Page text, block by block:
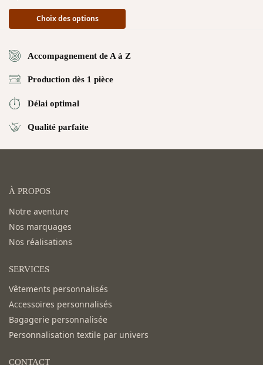
Choix des options
Accompagnement de A à Z
Production dès 1 pièce
Délai optimal
Qualité parfaite
À PROPOS
Notre aventure
Nos marquages
Nos réalisations
SERVICES
Vêtements personnalisés
Accessoires personnalisés
Bagagerie personnalisée
Personnalisation textile par univers
CONTACT